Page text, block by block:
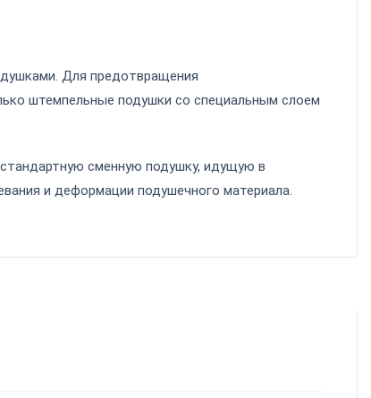
Для предотвращения
штемпельные подушки со специальным слоем
сменную подушку, идущую в
и деформации подушечного материала.